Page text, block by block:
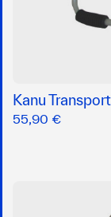
Kanu
55,90 €